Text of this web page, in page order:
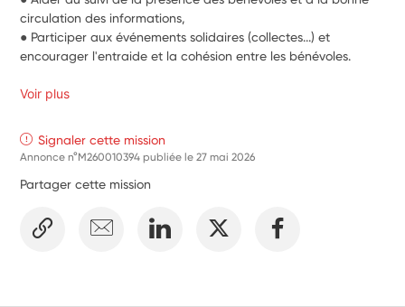
circulation des informations,
● Participer aux événements solidaires (collectes...) et
encourager l'entraide et la cohésion entre les bénévoles.
Voir plus
Signaler cette mission
Annonce n°M260010394 publiée le27 mai 2026
Partager cette mission